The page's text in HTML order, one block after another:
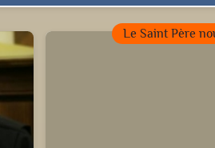
Le Saint Père